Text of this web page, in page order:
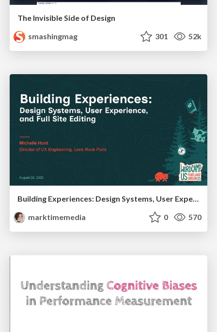
The Invisible Side of Design
smashingmag
301 52k
Building Experiences: Design Systems, User Experience, and Full Site Editing
marktimemedia
0 570